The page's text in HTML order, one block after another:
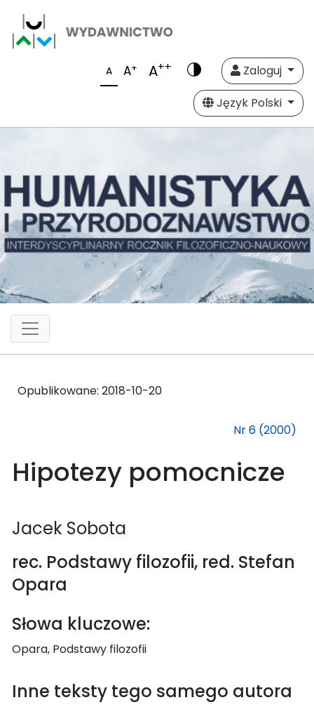
A A+ A++
Zaloguj
Język Polski
Opublikowane: 2018-10-20
Nr 6 (2000)
Hipotezy pomocnicze
Jacek Sobota
rec. Podstawy filozofii, red. Stefan
Opara
Słowa kluczowe:
Opara, Podstawy filozofii
Inne teksty tego samego autora